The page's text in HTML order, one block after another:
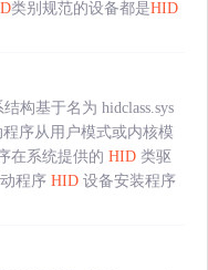
类别规范的设备都是HID
构基于名为 hidclass.sys
序从用户模式或内核模
在系统提供的 HID 类驱
程序 HID 设备安装程序